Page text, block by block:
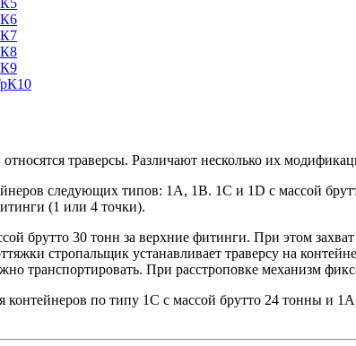
траверсы. Различают несколько их
следующих типов: 1А, 1В. 1С и 1D с массой
(1 или 4 точки).
брутто 30 тонн за верхние фитинги. При этом
стропальщик устанавливает траверсу на
транспортировать. При расстроповке механизм
по типу 1С с массой брутто 24 тонны и